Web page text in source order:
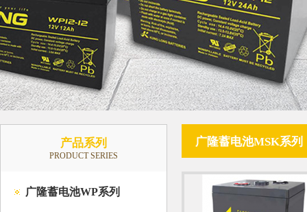
产品系列
PRODUCT SERIES
广隆蓄电池WP系列
广隆蓄电池MSK系列